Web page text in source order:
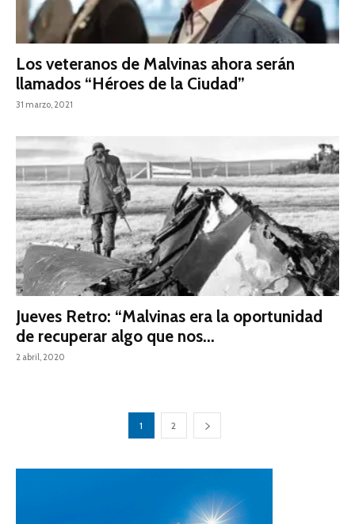
Los veteranos de Malvinas ahora serán
llamados “Héroes de la Ciudad”
31 marzo, 2021
Jueves Retro: “Malvinas era la oportunidad
de recuperar algo que nos...
2 abril, 2020
1 2